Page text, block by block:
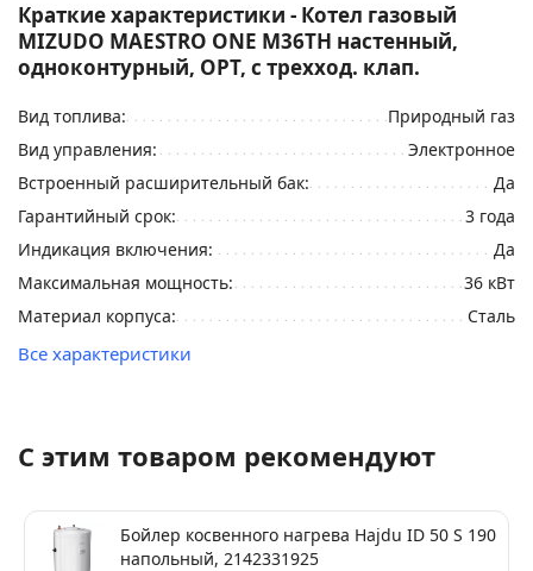
Краткие характеристики - Котел газовый
MIZUDO MAESTRO ONE M36ТH настенный,
одноконтурный, OPT, с трехход. клап.
Вид топлива:
Природный газ
Вид управления:
Электронное
Встроенный расширительный бак:
Да
Гарантийный срок:
3 года
Индикация включения:
Да
Максимальная мощность:
36 кВт
Материал корпуса:
Сталь
Все характеристики
С этим товаром рекомендуют
Бойлер косвенного нагрева Hajdu ID 50 S 190
напольный, 2142331925